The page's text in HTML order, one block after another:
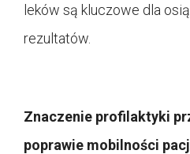
leków są kluczowe dla
rezultatów.
Znaczenie profilaktyki
poprawie mobilności